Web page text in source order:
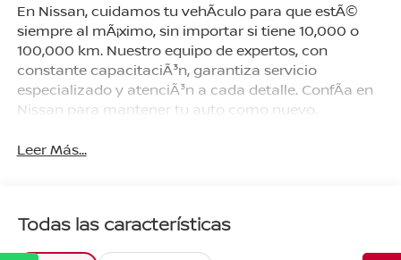
En Nissan, cuidamos tu vehÃ­culo para que estÃ©
siempre al mÃ¡ximo, sin importar si tiene 10,000 o
100,000 km. Nuestro equipo de expertos, con
constante capacitaciÃ³n, garantiza servicio
especializado y atenciÃ³n a cada detalle. ConfÃ­a en
Nissan para mantener tu auto como nuevo.
Leer Más...
Todas las características